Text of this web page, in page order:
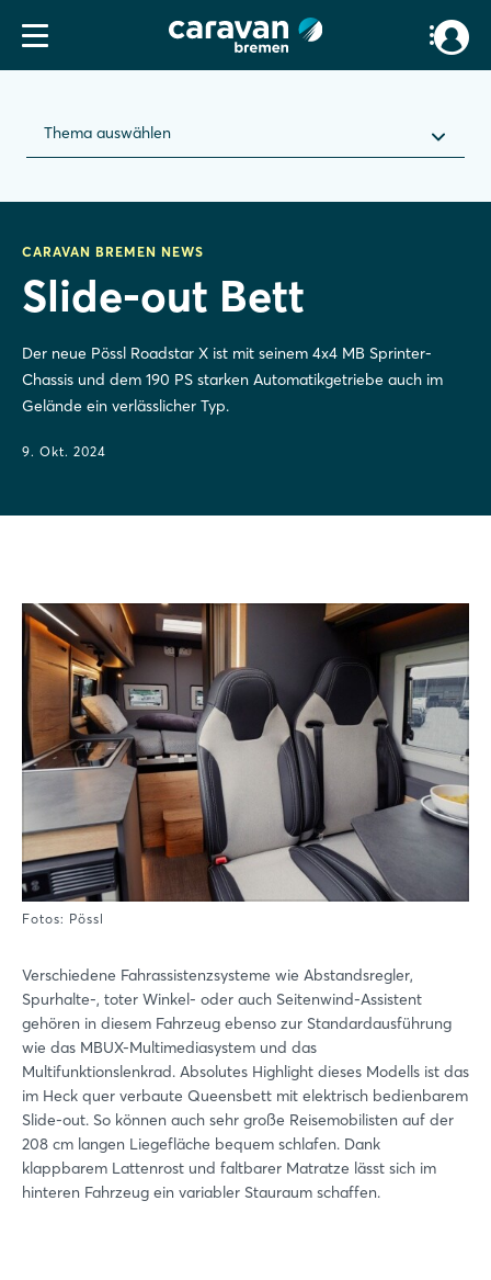
Thema auswählen
CARAVAN BREMEN NEWS
Slide-out Bett
Der neue Pössl Roadstar X ist mit seinem 4x4 MB Sprinter-
Chassis und dem 190 PS starken Automatikgetriebe auch im
Gelände ein verlässlicher Typ.
9. Okt. 2024
Fotos: Pössl
Verschiedene Fahrassistenzsysteme wie Abstandsregler,
Spurhalte-, toter Winkel- oder auch Seitenwind-Assistent
gehören in diesem Fahrzeug ebenso zur Standardausführung
wie das MBUX-Multimediasystem und das
Multifunktionslenkrad. Absolutes Highlight dieses Modells ist das
im Heck quer verbaute Queensbett mit elektrisch bedienbarem
Slide-out. So können auch sehr große Reisemobilisten auf der
208 cm langen Liegefläche bequem schlafen. Dank
klappbarem Lattenrost und faltbarer Matratze lässt sich im
hinteren Fahrzeug ein variabler Stauraum schaffen.